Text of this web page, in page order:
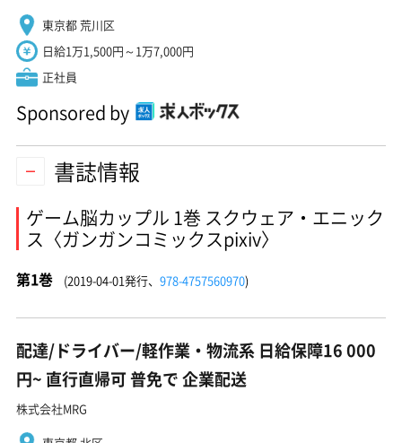
東京都 荒川区
日給1万1,500円～1万7,000円
正社員
Sponsored by
書誌情報
ゲーム脳カップル 1巻 スクウェア・エニック
ス〈ガンガンコミックスpixiv〉
第1巻 (2019-04-01発行、 978-4757560970)
配達/ドライバー/軽作業・物流系 日給保障16 000
円~ 直行直帰可 普免で 企業配送
株式会社MRG